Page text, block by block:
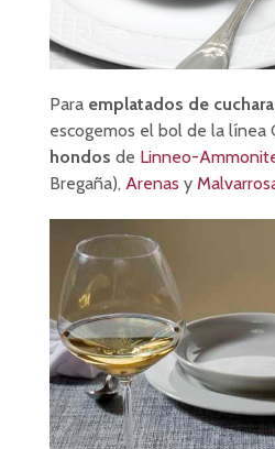
Para emplatados de cuchara
escogemos el bol de la línea
hondos de Linneo-
Bregaña), Arenas y